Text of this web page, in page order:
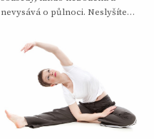
nevysává o půlnoci. Neslyšíte…